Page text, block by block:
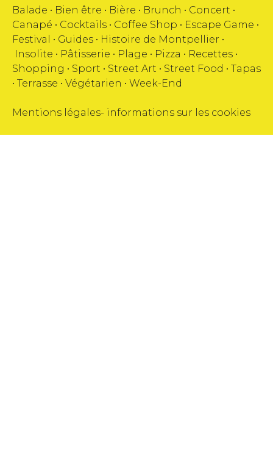
Balade • Bien être • Bière • Brunch • Concert •
Canapé • Cocktails • Coffee Shop • Escape Game •
Festival
• Guides • Histoire de Montpellier •
Insolite • Pâtisserie • Plage • Pizza • Recettes •
Shopping • Sport • Street Art • Street Food • Tapas
• Terrasse • Végétarien • Week-End
Mentions légales- informations sur les cookies